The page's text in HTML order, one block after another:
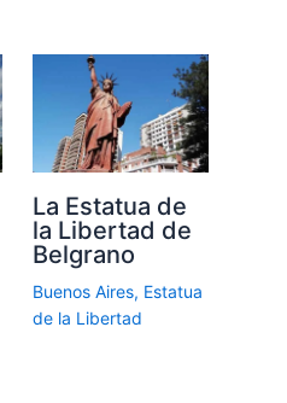
La Estatua de
la Libertad de
Belgrano
Buenos Aires, Estatua
de la Libertad